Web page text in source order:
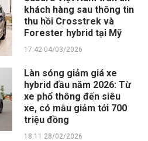
khách hàng sau thông tin
thu hồi Crosstrek và
Forester hybrid tại Mỹ
17:42 04/03/2026
Làn sóng giảm giá xe
hybrid đầu năm 2026: Từ
xe phổ thông đến siêu
xe, có mẫu giảm tới 700
triệu đồng
18:11 28/02/2026